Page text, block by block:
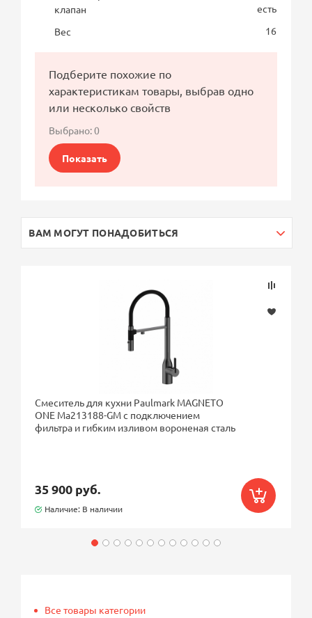
клапан
есть
Вес
16
Подберите похожие по
характеристикам товары, выбрав одно
или несколько свойств
Выбрано:0
Показать
ВАМ МОГУТ ПОНАДОБИТЬСЯ
Смеситель для кухни Paulmark MAGNETO
ONE Ma213188-GM с подключением
фильтра и гибким изливом вороненая сталь
35 900 руб.
Наличие: В наличии
Все товары категории